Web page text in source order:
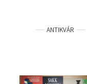
ANTIKVÁR